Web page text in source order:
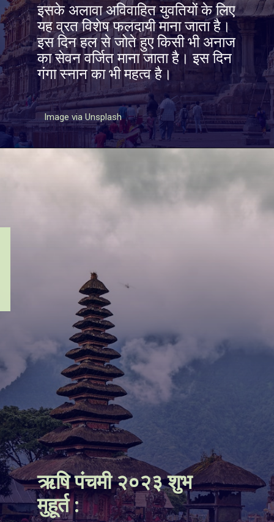
Image via Unsplash
इसके अलावा अविवाहित युवतियों के लिए
यह व्रत विशेष फलदायी माना जाता है।
इस दिन हल से जोते हुए किसी भी अनाज
का सेवन वर्जित माना जाता है। इस दिन
गंगा स्नान का भी महत्व है।
ऋषि पंचमी २०२३ शुभ
मुहूर्त :